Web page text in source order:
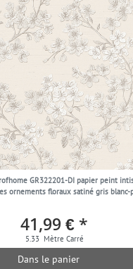
GR322201-DI papier peint
ornements floraux satiné gris blanc-
41,99 € *
5.33 Mètre Carré
Dans le panier